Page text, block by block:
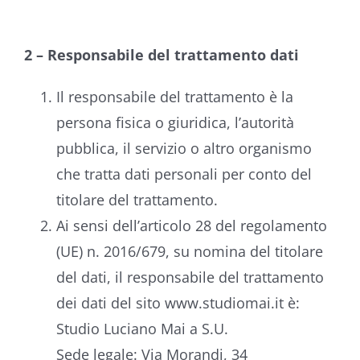
2 – Responsabile del trattamento dati
Il responsabile del trattamento è la
persona fisica o giuridica, l’autorità
pubblica, il servizio o altro organismo
che tratta dati personali per conto del
titolare del trattamento.
Ai sensi dell’articolo 28 del regolamento
(UE) n. 2016/679, su nomina del titolare
del dati, il responsabile del trattamento
dei dati del sito www.studiomai.it è:
Studio Luciano Mai a S.U.
Sede legale: Via Morandi, 34